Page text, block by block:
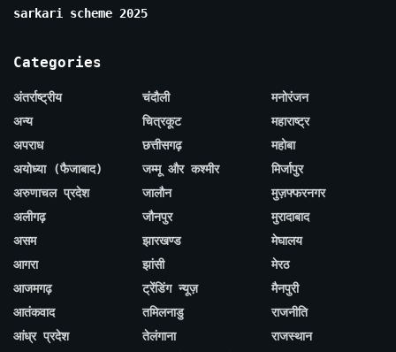
sarkari scheme 2025
Categories
अंतर्राष्ट्रीय
अन्य
अपराध
अयोध्या (फैजाबाद)
अरुणाचल प्रदेश
अलीगढ़
असम
आगरा
आजमगढ़
आतंकवाद
आंध्र प्रदेश
चंदौली
चित्रकूट
छत्तीसगढ़
जम्मू और कश्मीर
जालौन
जौनपुर
झारखण्ड
झांसी
ट्रेंडिंग न्यूज़
तमिलनाडु
तेलंगाना
मनोरंजन
महाराष्ट्र
महोबा
मिर्जापुर
मुज़फ्फरनगर
मुरादाबाद
मेघालय
मेरठ
मैनपुरी
राजनीति
राजस्थान